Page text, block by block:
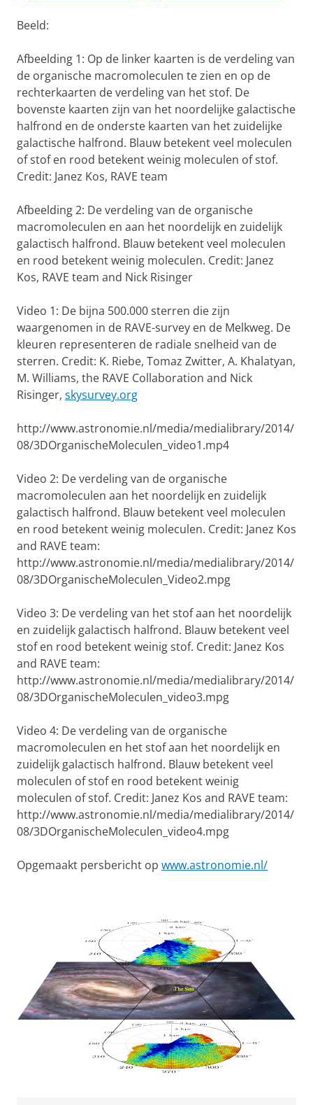
Beeld:
Afbeelding 1: Op de linker kaarten is de verdeling van
de organische macromoleculen te zien en op de
rechterkaarten de verdeling van het stof. De
bovenste kaarten zijn van het noordelijke galactische
halfrond en de onderste kaarten van het zuidelijke
galactische halfrond. Blauw betekent veel moleculen
of stof en rood betekent weinig moleculen of stof.
Credit: Janez Kos, RAVE team
Afbeelding 2: De verdeling van de organische
macromoleculen en aan het noordelijk en zuidelijk
galactisch halfrond. Blauw betekent veel moleculen
en rood betekent weinig moleculen. Credit: Janez
Kos, RAVE team and Nick Risinger
Video 1: De bijna 500.000 sterren die zijn
waargenomen in de RAVE-survey en de Melkweg. De
kleuren representeren de radiale snelheid van de
sterren. Credit: K. Riebe, Tomaz Zwitter, A. Khalatyan,
M. Williams, the RAVE Collaboration and Nick
Risinger, skysurvey.org
http://www.astronomie.nl/media/medialibrary/2014/
08/3DOrganischeMoleculen_video1.mp4
Video 2: De verdeling van de organische
macromoleculen aan het noordelijk en zuidelijk
galactisch halfrond. Blauw betekent veel moleculen
en rood betekent weinig moleculen. Credit: Janez Kos
and RAVE team:
http://www.astronomie.nl/media/medialibrary/2014/
08/3DOrganischeMoleculen_Video2.mpg
Video 3: De verdeling van het stof aan het noordelijk
en zuidelijk galactisch halfrond. Blauw betekent veel
stof en rood betekent weinig stof. Credit: Janez Kos
and RAVE team:
http://www.astronomie.nl/media/medialibrary/2014/
08/3DOrganischeMoleculen_video3.mpg
Video 4: De verdeling van de organische
macromoleculen en het stof aan het noordelijk en
zuidelijk galactisch halfrond. Blauw betekent veel
moleculen of stof en rood betekent weinig
moleculen of stof. Credit: Janez Kos and RAVE team:
http://www.astronomie.nl/media/medialibrary/2014/
08/3DOrganischeMoleculen_video4.mpg
Opgemaakt persbericht op www.astronomie.nl/